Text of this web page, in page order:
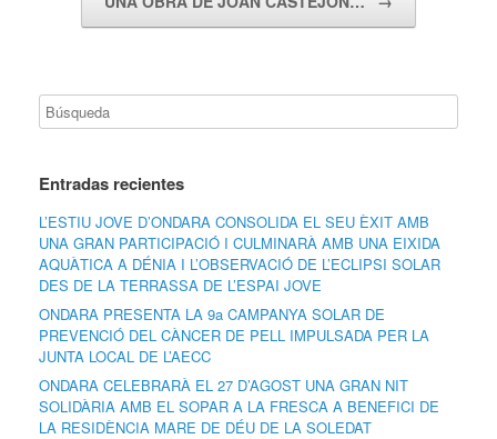
Entradas recientes
L’ESTIU JOVE D’ONDARA CONSOLIDA EL SEU ÈXIT AMB
UNA GRAN PARTICIPACIÓ I CULMINARÀ AMB UNA EIXIDA
AQUÀTICA A DÉNIA I L’OBSERVACIÓ DE L’ECLIPSI SOLAR
DES DE LA TERRASSA DE L’ESPAI JOVE
ONDARA PRESENTA LA 9a CAMPANYA SOLAR DE
PREVENCIÓ DEL CÀNCER DE PELL IMPULSADA PER LA
JUNTA LOCAL DE L’AECC
ONDARA CELEBRARÀ EL 27 D’AGOST UNA GRAN NIT
SOLIDÀRIA AMB EL SOPAR A LA FRESCA A BENEFICI DE
LA RESIDÈNCIA MARE DE DÉU DE LA SOLEDAT